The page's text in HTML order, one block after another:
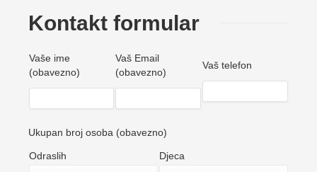
Kontakt formular
Vaše ime
(obavezno)
Vaš Email
(obavezno)
Vaš telefon
Ukupan broj osoba (obavezno)
Odraslih
Djeca